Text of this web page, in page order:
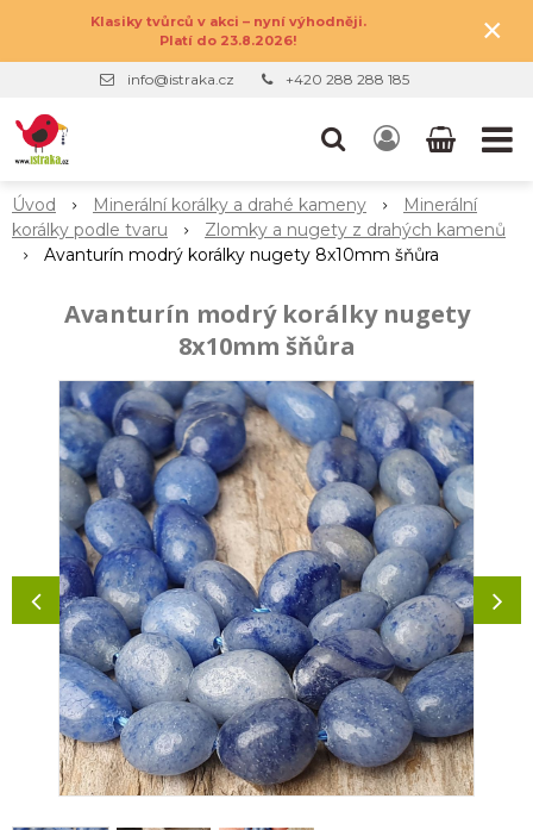
Klasiky tvůrců v akci – nyní výhodněji.
Platí do 23.8.2026!
×
info@istraka.cz +420 288 288 185
Úvod Minerální korálky a drahé kameny
Minerální
korálky podle tvaru
Zlomky a nugety z drahých kamenů
Avanturín modrý korálky nugety 8x10mm šňůra
Avanturín modrý korálky nugety
8x10mm šňůra